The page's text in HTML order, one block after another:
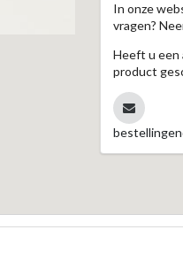
In onze
vragen?
Heeft u een
product